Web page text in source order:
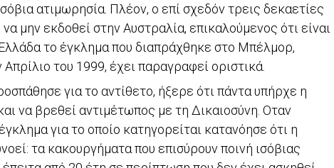
ατιμωρησία. Πλέον, ο επί σχεδόν τρεις δεκαετίες
μην εκδοθεί στην Αυστραλία, επικαλούμενος ότι είναι
το έγκλημα που διαπράχθηκε στο Μπέλμορ,
Απρίλιο του 1999, έχει παραγραφεί οριστικά.
για το αντίθετο, ήξερε ότι πάντα υπήρχε η
να βρεθεί αντιμέτωπος με τη Δικαιοσύνη. Οταν
για το οποίο κατηγορείται κατανόησε ότι η
τα κακουργήματα που επισύρουν ποινή ισόβιας